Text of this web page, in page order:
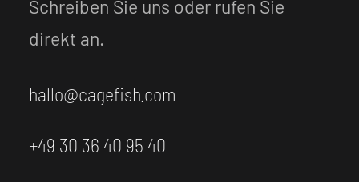
Schreiben Sie uns oder rufen Sie
direkt an.
hallo@cagefish.com
+49 30 36 40 95 40